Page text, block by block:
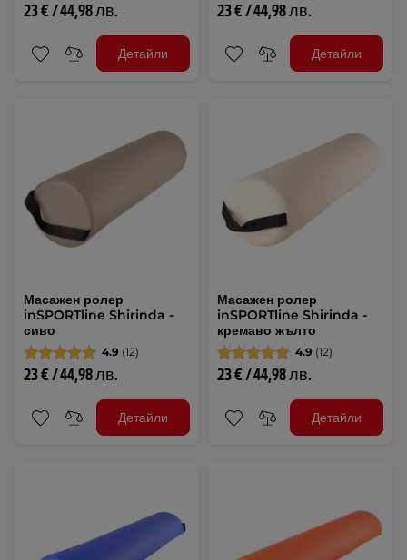
23 € / 44,98 лв.
Детайли
23 € / 44,98 лв.
Детайли
Масажен ролер
inSPORTline Shirinda -
сиво
4.9 (12)
23 € / 44,98 лв.
Детайли
Масажен ролер
inSPORTline Shirinda -
кремаво жълто
4.9 (12)
23 € / 44,98 лв.
Детайли